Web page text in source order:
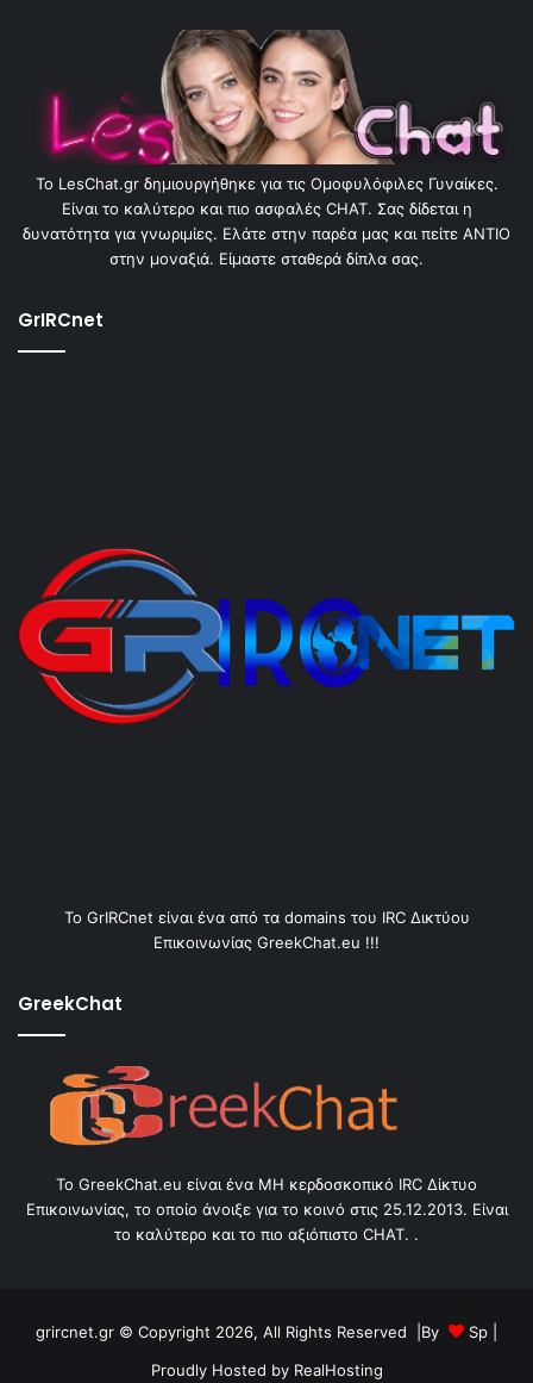
To LesChat.gr δημιουργήθηκε για τις Ομοφυλόφιλες Γυναίκες.
Είναι το καλύτερο και πιο ασφαλές CHAT. Σας δίδεται η
δυνατότητα για γνωριμίες. Ελάτε στην παρέα μας και πείτε ΑΝΤΙΟ
στην μοναξιά. Είμαστε σταθερά δίπλα σας.
GrIRCnet
Το GrIRCnet είναι ένα από τα domains του IRC Δικτύου
Επικοινωνίας GreekChat.eu !!!
GreekChat
Το GreekChat.eu είναι ένα ΜΗ κερδοσκοπικό IRC Δίκτυο
Επικοινωνίας, το οποίο άνοιξε για το κοινό στις 25.12.2013. Είναι
το καλύτερο και το πιο αξιόπιστο CHAT. .
grircnet.gr © Copyright 2026, All Rights Reserved |By Sp
Proudly Hosted by RealHosting